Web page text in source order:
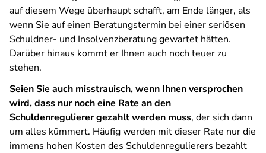
auf diesem Wege überhaupt schafft, am Ende länger, als
wenn Sie auf einen Beratungstermin bei einer seriösen
Schuldner- und Insolvenzberatung gewartet hätten.
Darüber hinaus kommt er Ihnen auch noch teuer zu
stehen.
Seien Sie auch misstrauisch, wenn Ihnen versprochen
wird, dass nur noch eine Rate an den
Schuldenregulierer gezahlt werden muss, der sich dann
um alles kümmert. Häufig werden mit dieser Rate nur die
immens hohen Kosten des Schuldenregulierers bezahlt